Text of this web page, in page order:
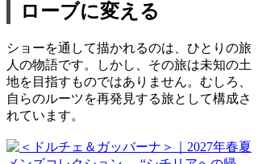
ローブに変える
ショーを通して描かれるのは、ひとりの旅
人の物語です。しかし、その旅は未知の土
地を目指すものではありません。むしろ、
自らのルーツを再発見する旅として構成さ
れています。